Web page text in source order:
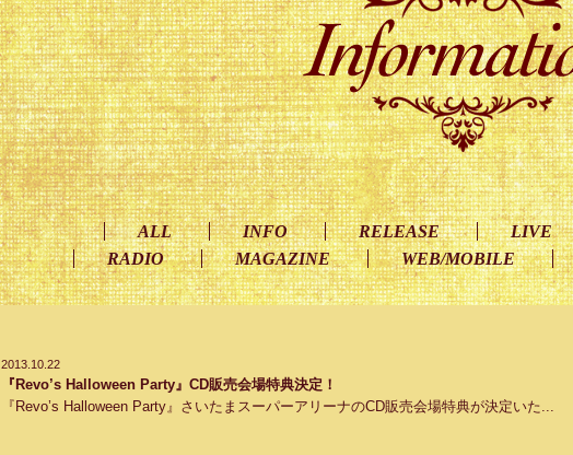
ALL INFO RELEASE LIVE
RADIO
MAGAZINE WEB/MOBILE
2013.10.22
『Revo’s Halloween Party』CD販売会場特典決定！
『Revo’s Halloween Party』さいたまスーパーアリーナのCD販売会場特典が決定いた...